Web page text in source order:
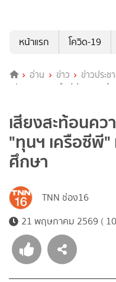
หน้าแรก
โควิด-19
อ่าน ข่าว ข่าวประ
สมัคร "ทุนฯ เครือซีพี" มากกว่า
เสียงสะท้อนคว
"ทุนฯ เครือซีพี"
ศึกษา
TNN ช่อง16
21 พฤษภาคม 2569 (